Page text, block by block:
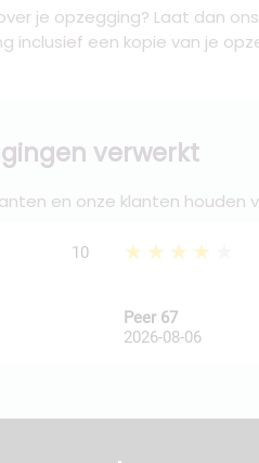
je opzegging? Laat dan
inclusief een kopie van je
verwerkt
en onze klanten houden
10 ★★★★★
Peer 67
2026-08-06